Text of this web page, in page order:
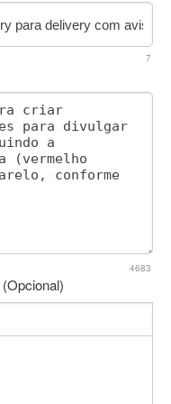
7
4683
(Opcional)